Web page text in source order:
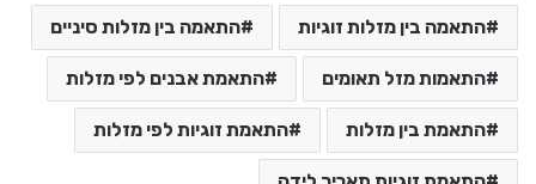
התאמה בין מזלות זוגיות התאמה בין מזלות סיניים
התאמות מזל תאומים התאמת אבנים לפי מזלות
התאמת בין מזלות התאמת זוגיות לפי מזלות